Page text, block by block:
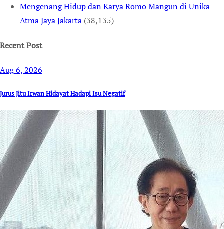
Mengenang Hidup dan Karya Romo Mangun di Unika
Atma Jaya Jakarta (38,135)
Recent Post
Aug 6, 2026
Jurus Jitu Irwan Hidayat Hadapi Isu Negatif